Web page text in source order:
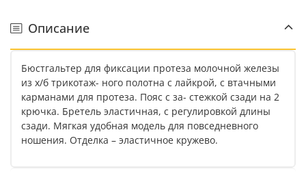
Описание
Бюстгальтер для фиксации протеза молочной железы
из х/б трикотаж- ного полотна с лайкрой, с втачными
карманами для протеза. Пояс с за- стежкой сзади на 2
крючка. Бретель эластичная, с регулировкой длины
сзади. Мягкая удобная модель для повседневного
ношения. Отделка – эластичное кружево.